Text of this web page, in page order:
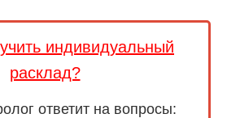
индивидуальный
расклад?
ответит на вопросы: